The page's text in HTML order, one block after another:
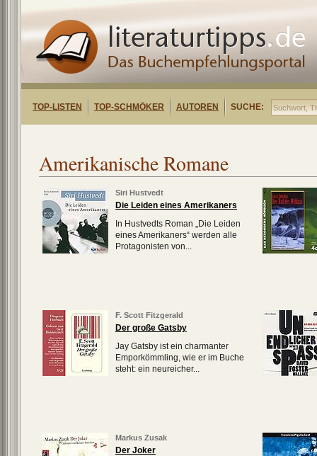
TOP-LISTEN TOP-SCHMÖKER AUTOREN SUCHE:
Amerikanische Romane
Siri Hustvedt
Die Leiden eines Amerikaners
In Hustvedts Roman „Die Leiden
eines Amerikaners“ werden alle
Protagonisten von...
F. Scott Fitzgerald
Der große Gatsby
Jay Gatsby ist ein charmanter
Emporkömmling, wie er im Buche
steht: ein neureicher...
Markus Zusak
Der Joker